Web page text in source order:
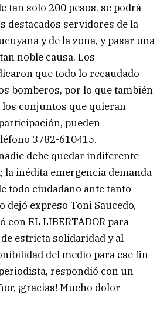
tan solo 200 pesos, se podrá
destacados servidores de la
y de la zona, y pasar una
noble causa. Los
que todo lo recaudado
bomberos, por lo que también
conjuntos que quieran
pueden
3782-610415.
debe quedar indiferente
la inédita emergencia demanda
todo ciudadano ante tanto
dejó expreso Toni Saucedo,
con EL LIBERTADOR para
estricta solidaridad y al
del medio para ese fin
respondió con un
¡gracias! Mucho dolor